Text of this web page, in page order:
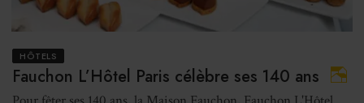
HÔTELS
Fauchon L’Hôtel Paris célèbre ses 140 ans